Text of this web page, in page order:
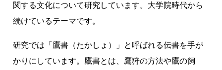
関する文化について研究しています。大学院時代から
続けているテーマです。
研究では「鷹書（たかしょ）」と呼ばれる伝書を手が
かりにしています。鷹書とは、鷹狩の方法や鷹の飼